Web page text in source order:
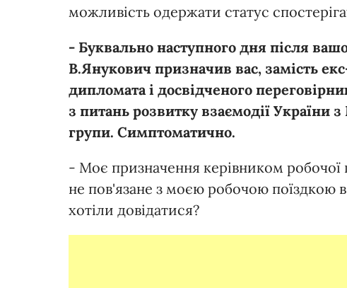
можливість одержати статус
- Буквально наступного дня після
В.Янукович призначив вас, замість
дипломата і досвідченого
з питань розвитку взаємодії України
групи. Симптоматично.
- Моє призначення керівником
не пов'язане з моєю робочою поїздкою
хотіли довідатися?